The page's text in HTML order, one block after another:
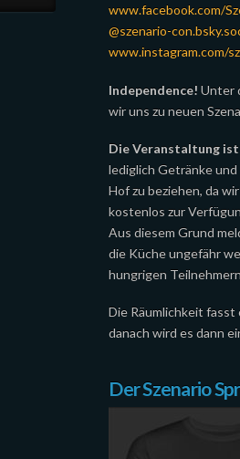
www.facebook.com/
@szenario-
www.instagram.com/
Independence! Unter
wir uns zu neuen
Die Veranstaltung
lediglich Getränke
Hof zu beziehen, da
kostenlos zur
Aus diesem Grund
die Küche ungefähr
hungrigen
Die Räumlichkeit fasst
danach wird es dann
Der Szenario